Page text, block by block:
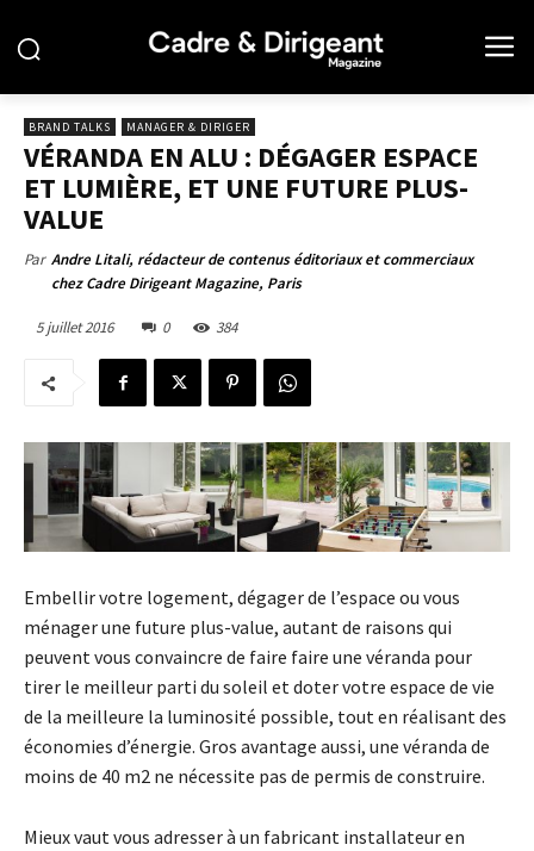
BRAND TALKS MANAGER & DIRIGER
VÉRANDA EN ALU : DÉGAGER ESPACE
ET LUMIÈRE, ET UNE FUTURE PLUS-
VALUE
Par Andre Litali, rédacteur de contenus éditoriaux et commerciaux
chez Cadre Dirigeant Magazine, Paris
5 juillet 2016 0 384
Embellir votre logement, dégager de l’espace ou vous
ménager une future plus-value, autant de raisons qui
peuvent vous convaincre de faire faire une véranda pour
tirer le meilleur parti du soleil et doter votre espace de vie
de la meilleure la luminosité possible, tout en réalisant des
économies d’énergie. Gros avantage aussi, une véranda de
moins de 40 m2 ne nécessite pas de permis de construire.
Mieux vaut vous adresser à un fabricant installateur en